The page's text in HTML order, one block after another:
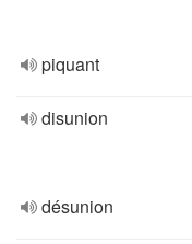
piquant
disunion
désunion